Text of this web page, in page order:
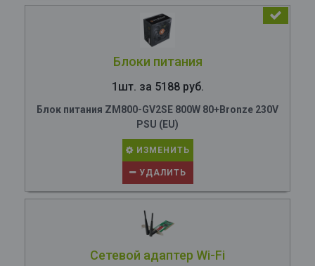
Блоки питания
1шт. за 5188 руб.
Блок питания ZM800-GV2SE 800W 80+Bronze 230V
PSU (EU)
ИЗМЕНИТЬ
УДАЛИТЬ
Сетевой адаптер Wi-Fi